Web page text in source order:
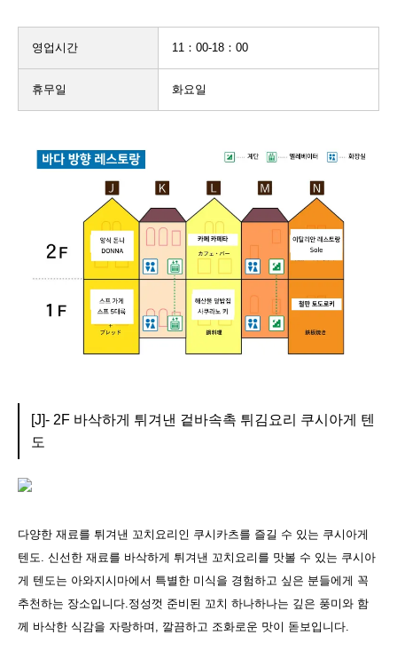
영업시간 11：00-18：00
휴무일 화요일
[J]- 2F 바삭하게 튀겨낸 겉바속촉 튀김요리 쿠시아게 텐
도
다양한 재료를 튀겨낸 꼬치요리인 쿠시카츠를 즐길 수 있는 쿠시아게
텐도. 신선한 재료를 바삭하게 튀겨낸 꼬치요리를 맛볼 수 있는 쿠시아
게 텐도는 아와지시마에서 특별한 미식을 경험하고 싶은 분들에게 꼭
추천하는 장소입니다.정성껏 준비된 꼬치 하나하나는 깊은 풍미와 함
께 바삭한 식감을 자랑하며, 깔끔하고 조화로운 맛이 돋보입니다.